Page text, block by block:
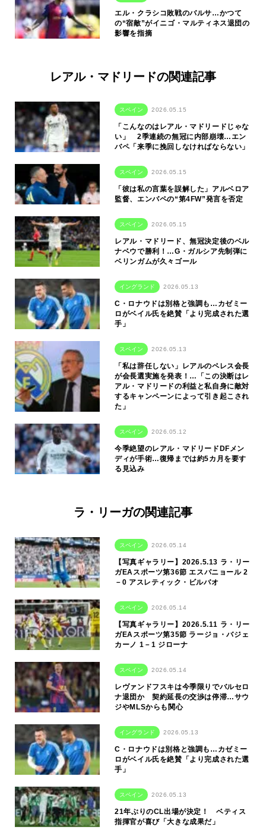
エル・クラシコ敗戦のバルサ…かつて
の“宿敵”がイニゴ・マルティネス退団の
影響を指摘
レアル・マドリードの関連記事
スペイン 2026.05.15
「こんなのはレアル・マドリードじゃな
い」 2季連続の無冠に内部崩壊…エン
バペ「来季に挽回しなければならない」
スペイン 2026.05.15
「彼は私の言葉を誤解した」アルベロア
監督、エンバペの“第4FW”発言を否定
スペイン 2026.05.15
レアル・マドリード、無冠決定後のベル
ナベウで勝利！…G・ガルシア先制弾に
ベリンガムが久々ゴール
イングランド 2026.05.13
C・ロナウドは別格と強調も…カゼミー
ロがベイル氏を絶賛「より完成された選
手」
スペイン 2026.05.13
「私は辞任しない」レアルのペレス会長
が会長選実施を発表！…「この決断はレ
アル・マドリードの利益と私自身に敵対
するキャンペーンによって引き起こされ
た」
スペイン 2026.05.12
今季絶望のレアル・マドリードDFメン
ディが手術…復帰までは約5カ月を要す
る見込み
ラ・リーガの関連記事
スペイン 2026.05.14
【写真ギャラリー】2026.5.13 ラ・リー
ガEAスポーツ第36節 エスパニョール 2
－0 アスレティック・ビルバオ
スペイン 2026.05.14
【写真ギャラリー】2026.5.11 ラ・リー
ガEAスポーツ第35節 ラージョ・バジェ
カーノ 1－1 ジローナ
スペイン 2026.05.14
レヴァンドフスキは今季限りでバルセロ
ナ退団か 契約延長の交渉は停滞…サウ
ジやMLSからも関心
イングランド 2026.05.13
C・ロナウドは別格と強調も…カゼミー
ロがベイル氏を絶賛「より完成された選
手」
スペイン 2026.05.13
21年ぶりのCL出場が決定！ ベティス
指揮官が喜び「大きな成果だ」